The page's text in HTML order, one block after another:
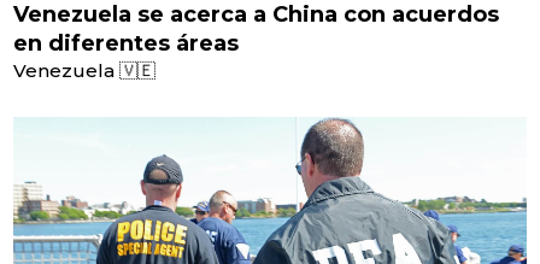
Venezuela se acerca a China con acuerdos
en diferentes áreas
Venezuela 🇻🇪